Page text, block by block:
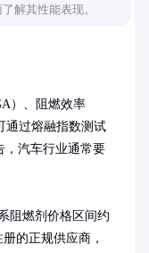
解其性能表现。
）、阻燃效率
通过熔融指数测试
，汽车行业通常要
阻燃剂价格区间约
的正规供应商，